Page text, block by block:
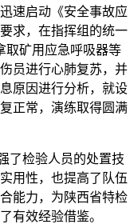
速启动《安全事故应
求，在指挥组的统一
取矿用应急呼吸器等
员进行心肺复苏，并
原因进行分析，就设
正常，演练取得圆满
了检验人员的处置技
用性，也提高了队伍
能力，为陕西省特检
有效经验借鉴。